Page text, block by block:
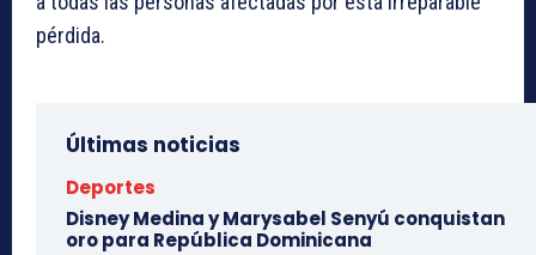
pérdida.
Últimas noticias
Deportes
Disney Medina y Marysabel Senyú conquistan
oro para República Dominicana